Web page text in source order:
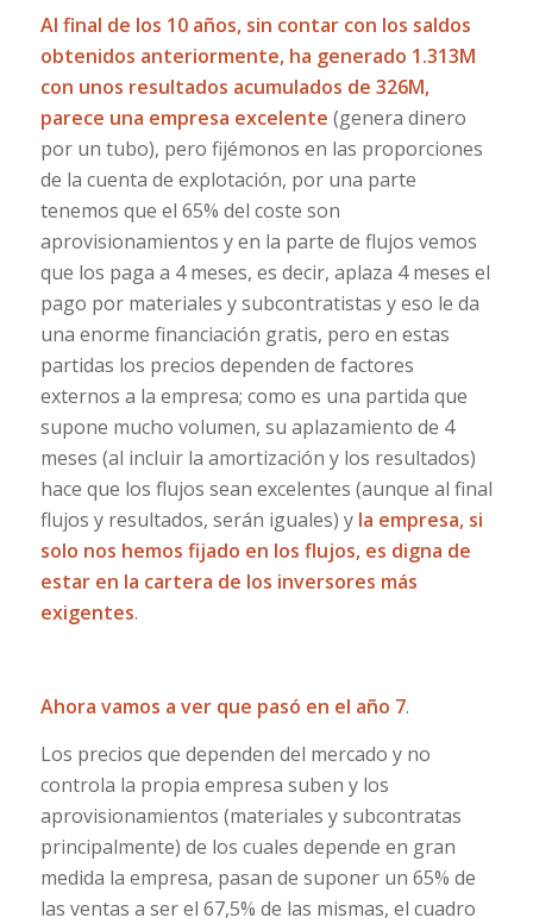
Al final de los 10 años, sin contar con los saldos
obtenidos anteriormente, ha generado 1.313M
con unos resultados acumulados de 326M,
parece una empresa excelente (genera dinero
por un tubo), pero fijémonos en las proporciones
de la cuenta de explotación, por una parte
tenemos que el 65% del coste son
aprovisionamientos y en la parte de flujos vemos
que los paga a 4 meses, es decir, aplaza 4 meses el
pago por materiales y subcontratistas y eso le da
una enorme financiación gratis, pero en estas
partidas los precios dependen de factores
externos a la empresa; como es una partida que
supone mucho volumen, su aplazamiento de 4
meses (al incluir la amortización y los resultados)
hace que los flujos sean excelentes (aunque al final
flujos y resultados, serán iguales) y la empresa, si
solo nos hemos fijado en los flujos, es digna de
estar en la cartera de los inversores más
exigentes.
Ahora vamos a ver que pasó en el año 7.
Los precios que dependen del mercado y no
controla la propia empresa suben y los
aprovisionamientos (materiales y subcontratas
principalmente) de los cuales depende en gran
medida la empresa, pasan de suponer un 65% de
las ventas a ser el 67,5% de las mismas, el cuadro